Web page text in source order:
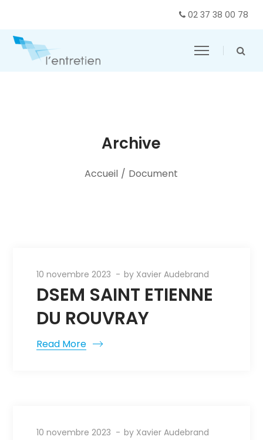
02 37 38 00 78
Archive
Accueil / Document
10 novembre 2023 by Xavier Audebrand
DSEM SAINT ETIENNE
DU ROUVRAY
Read More
10 novembre 2023 by Xavier Audebrand